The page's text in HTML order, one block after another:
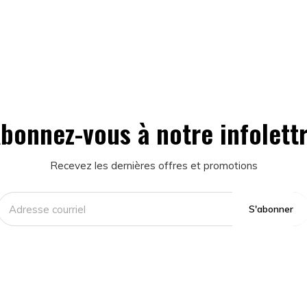
vous à notre
Recevez les dernières offres et promotions
S'abonner